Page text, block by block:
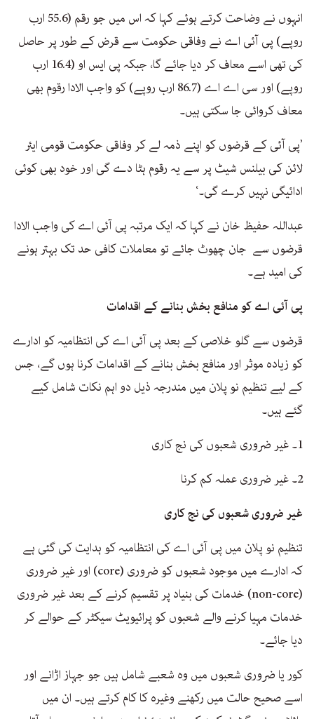
انہوں نے وضاحت کرتے ہوئے کہا کہ اس میں جو رقم (55.6 ارب
روپے) پی آئی اے نے وفاقی حکومت سے قرض کے طور پر حاصل
کی تھی اسے معاف کر دیا جائے گا، جبکہ پی ایس او (16.4 ارب
روپے) اور سی اے اے (86.7 ارب روپے) کو واجب الادا رقوم بھی
معاف کروائی جا سکتی ہیں۔
’پی آئی کے قرضوں کو اپنے ذمہ لے کر وفاقی حکومت قومی ایئر
لائن کی بیلنس شیٹ پر سے یہ رقوم ہٹا دے گی اور خود بھی کوئی
ادائیگی نہیں کرے گی۔‘
عبداللہ حفیظ خان نے کہا کہ ایک مرتبہ پی آئی اے کی واجب الادا
قرضوں سے جان چھوٹ جائے تو معاملات کافی حد تک بہتر ہونے
کی امید ہے۔
پی آئی اے کو منافع بخش بنانے کے اقدامات
قرضوں سے گلو خلاصی کے بعد پی آئی اے کی انتظامیہ کو ادارے
کو زیادہ موثر اور منافع بخش بنانے کے اقدامات کرنا ہوں گے، جس
کے لیے تنظیم نو پلان میں مندرجہ ذیل دو اہم نکات شامل کیے
گئے ہیں۔
1۔ غیر ضروری شعبوں کی نج کاری
2۔ غیر ضروری عملہ کم کرنا
غیر ضروری شعبوں کی نج کاری
تنظیم نو پلان میں پی آئی اے کی انتظامیہ کو ہدایت کی گئی ہے
کہ ادارے میں موجود شعبوں کو ضروری (core) اور غیر ضروری
(non-core) خدمات کی بنیاد پر تقسیم کرنے کے بعد غیر ضروری
خدمات مہیا کرنے والے شعبوں کو پرائیویٹ سیکٹر کے حوالے کر
دیا جائے۔
کور یا ضروری شعبوں میں وہ شعبے شامل ہیں جو جہاز اڑانے اور
اسے صحیح حالت میں رکھنے وغیرہ کا کام کرتے ہیں۔ ان میں